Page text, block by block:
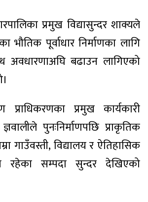
प्रमुख विद्यासुन्दर शाक्यले
भौतिक पूर्वाधार निर्माणका लागि
अवधारणाअघि बढाउन लागिएको
प्राधिकरणका प्रमुख कार्यकारी
पुनःनिर्माणपछि प्राकृतिक
गाउँवस्ती, विद्यालय र ऐतिहासिक
रहेका सम्पदा सुन्दर देखिएको